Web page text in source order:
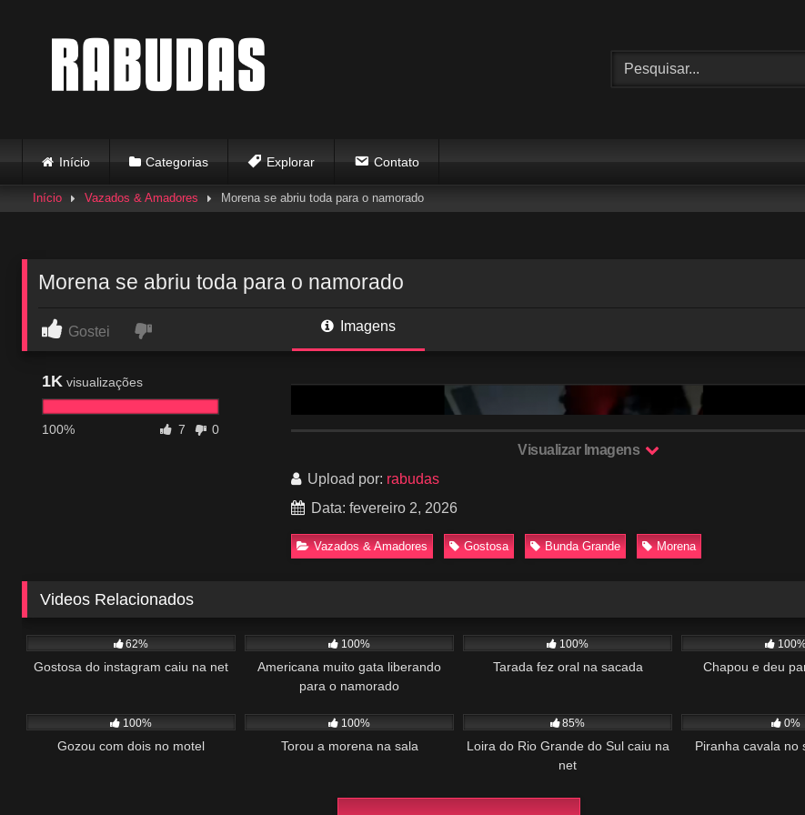
Início Categorias Explorar Contato
Início Vazados & Amadores Morena se abriu toda para o namorado
Morena se abriu toda para o namorado
Gostei Imagens
1K visualizações
100% 7 0
Visualizar Imagens
Upload por: rabudas
Data: fevereiro 2, 2026
Vazados & Amadores Gostosa Bunda Grande Morena
Videos Relacionados
62%
Gostosa do instagram caiu na net
100%
Americana muito gata liberando
para o namorado
100%
Tarada fez oral na sacada Chapou e deu
100%
Gozou com dois no motel
100%
Torou a morena na sala
85%
Loira do Rio Grande do Sul caiu na
net
0%
Piranha cavala no